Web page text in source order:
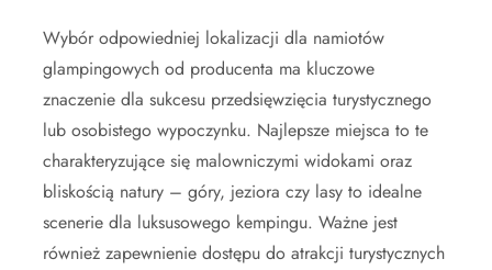
Wybór odpowiedniej lokalizacji dla namiotów
glampingowych od producenta ma kluczowe
znaczenie dla sukcesu przedsięwzięcia turystycznego
lub osobistego wypoczynku. Najlepsze miejsca to te
charakteryzujące się malowniczymi widokami oraz
bliskością natury – góry, jeziora czy lasy to idealne
scenerie dla luksusowego kempingu. Ważne jest
również zapewnienie dostępu do atrakcji turystycznych